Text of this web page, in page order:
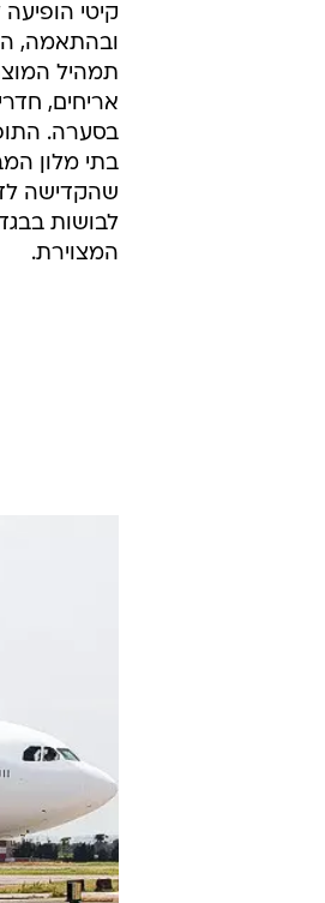
קיטי
ובהתאמה,
תמהיל
אריחים,
בסערה.
בתי מלון
שהקדישה
לבושות
המצוירת.